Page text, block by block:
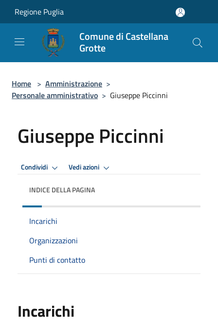
Regione Puglia
Comune di Castellana
Grotte
Home > Amministrazione >
Personale amministrativo > Giuseppe Piccinni
Giuseppe Piccinni
Condividi Vedi azioni
INDICE DELLA PAGINA
Incarichi
Organizzazioni
Punti di contatto
Incarichi